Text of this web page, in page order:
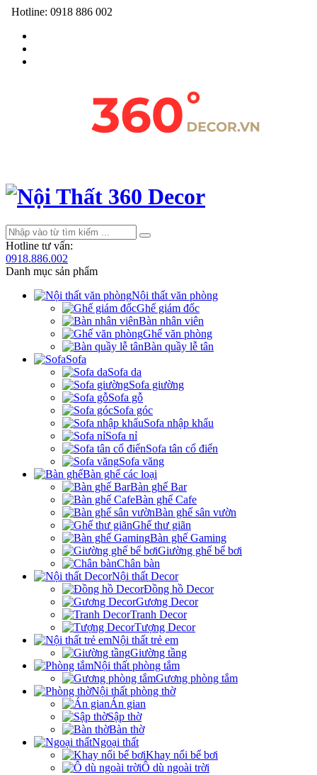
Hotline: 0918 886 002
Hotline tư vấn:
0918.886.002
Danh mục sản phẩm
Nội thất văn phòng
Ghế giám đốc
Bàn nhân viên
Ghế văn phòng
Bàn quầy lễ tân
Sofa
Sofa da
Sofa giường
Sofa gỗ
Sofa góc
Sofa nhập khẩu
Sofa nỉ
Sofa tân cổ điển
Sofa văng
Bàn ghế các loại
Bàn ghế Bar
Bàn ghế Cafe
Bàn ghế sân vườn
Ghế thư giãn
Bàn ghế Gaming
Giường ghế bể bơi
Chân bàn
Nội thất Decor
Đồng hồ Decor
Gương Decor
Tranh Decor
Tượng Decor
Nội thất trẻ em
Giường tầng
Nội thất phòng tắm
Gương phòng tắm
Nội thất phòng thờ
Án gian
Sập thờ
Bàn thờ
Ngoại thất
Khay nổi bể bơi
Ô dù ngoài trời